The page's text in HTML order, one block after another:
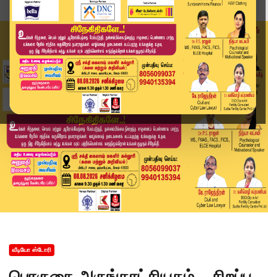
பொருநை அருங்காட்சியகம் - சிறப்பு வீடியோ | MK St...
வீடியோ ஸ்டோரி